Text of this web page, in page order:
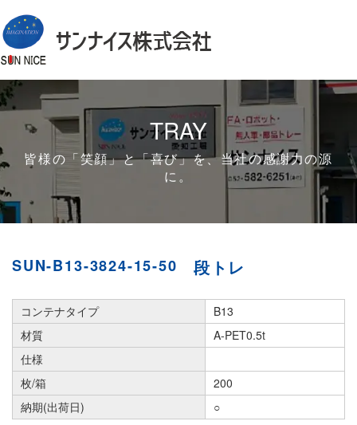
TRAY
皆様の「笑顔」と「喜び」を、当社の感謝力の源
に。
SUN-B13-3824-15-50 段トレ
コンテナタイプ
B13
材質
A-PET0.5t
仕様
枚/箱
200
納期(出荷日)
○